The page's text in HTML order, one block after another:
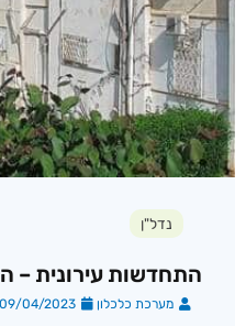
נדל"ן
התחדשות עירונית –
מערכת כלכלון